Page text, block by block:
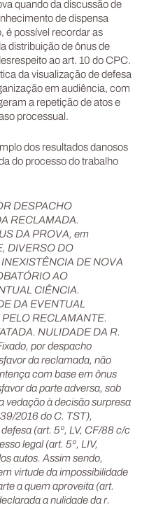
quando da discussão de
de dispensa
é possível recordar as
distribuição de ônus de
ao art. 10 do CPC.
da visualização de defesa
em audiência, com
a repetição de atos e
processual.
dos resultados danosos
do processo do trabalho
DESPACHO
RECLAMADA.
DA PROVA, em
DIVERSO DO
DE NOVA
AO
CIÊNCIA.
DA EVENTUAL
RECLAMANTE.
NULIDADE DA R.
por despacho
da reclamada, não
com base em ônus
da parte adversa, sob
vedação à decisão surpresa
2016 do C. TST),
(art. 5º, LV, CF/88 c/c
legal (art. 5º, LIV,
autos. Assim sendo,
virtude da impossibilidade
a quem aproveita (art.
a nulidade da r.